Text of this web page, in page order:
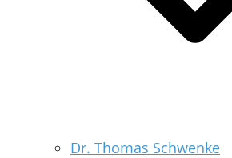
Dr. Thomas Schwenke